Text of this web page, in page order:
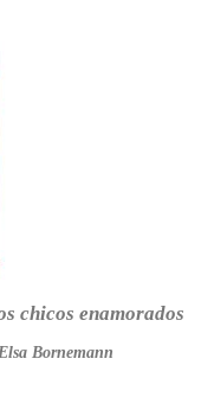
chicos enamorados
Elsa Bornemann